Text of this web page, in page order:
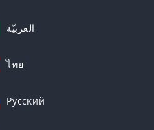
العربيّة
ไทย
Русский